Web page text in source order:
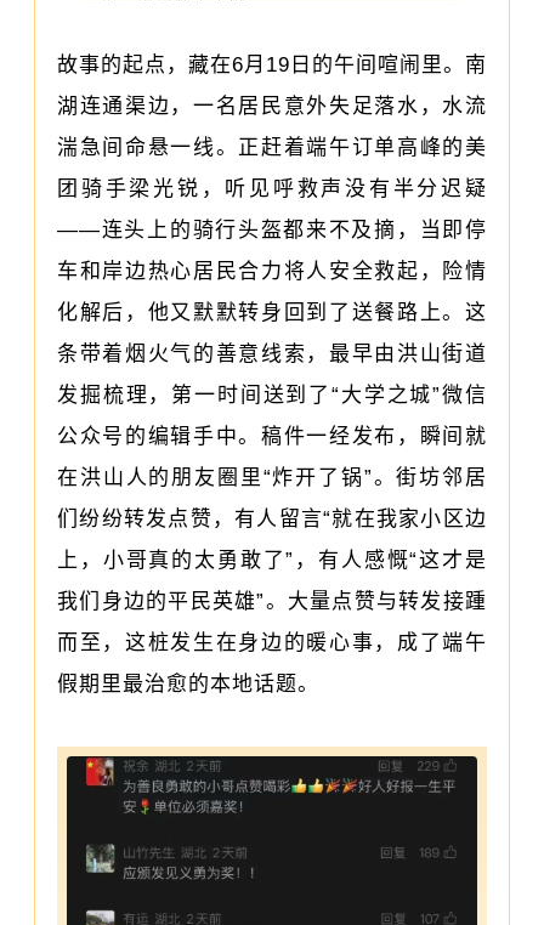
故事的起点，藏在6月19日的午间喧闹里。南
湖连通渠边，一名居民意外失足落水，水流
湍急间命悬一线。正赶着端午订单高峰的美
团骑手梁光锐，听见呼救声没有半分迟疑
——连头上的骑行头盔都来不及摘，当即停
车和岸边热心居民合力将人安全救起，险情
化解后，他又默默转身回到了送餐路上。这
条带着烟火气的善意线索，最早由洪山街道
发掘梳理，第一时间送到了“大学之城”微信
公众号的编辑手中。稿件一经发布，瞬间就
在洪山人的朋友圈里“炸开了锅”。街坊邻居
们纷纷转发点赞，有人留言“就在我家小区边
上，小哥真的太勇敢了”，有人感慨“这才是
我们身边的平民英雄”。大量点赞与转发接踵
而至，这桩发生在身边的暖心事，成了端午
假期里最治愈的本地话题。